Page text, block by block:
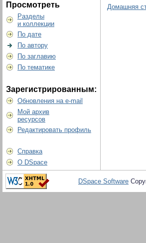
Просмотреть
Разделы
и коллекции
По дате
По автору
По заглавию
По тематике
Зарегистрированным:
Обновления на e-mail
Мой архив
ресурсов
Редактировать профиль
Справка
О DSpace
Домашняя
DSpace Software